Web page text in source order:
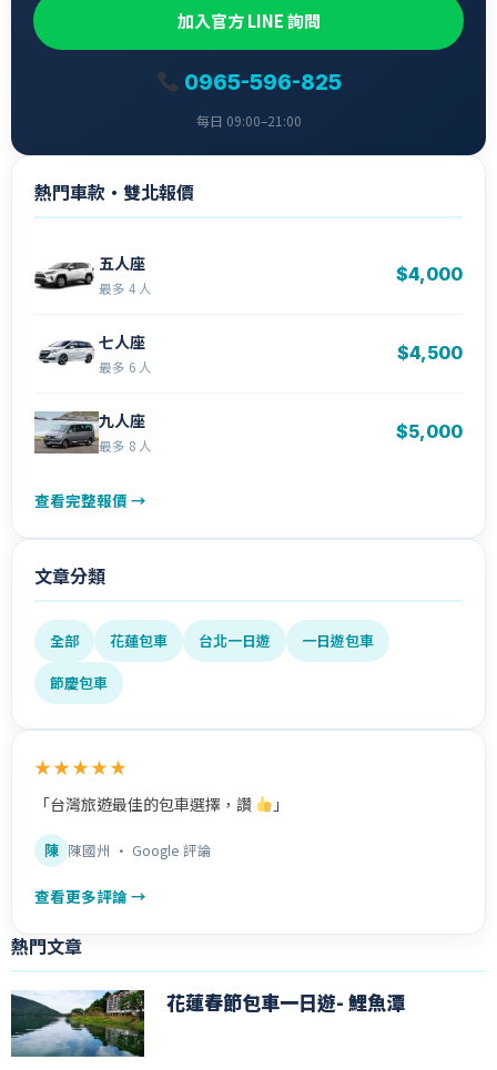
加入官方 LINE 詢問
0965-596-825
每日 09:00–21:00
熱門車款・雙北報價
五人座
最多 4 人
$4,000
七人座
最多 6 人
$4,500
九人座
最多 8 人
$5,000
查看完整報價 →
文章分類
全部 花蓮包車 台北一日遊
一日遊包車
節慶包車
★★★★★
「台灣旅遊最佳的包車選擇，讚 」
陳 陳國州 · Google 評論
查看更多評論 →
熱門文章
花蓮春節包車一日遊- 鯉魚潭